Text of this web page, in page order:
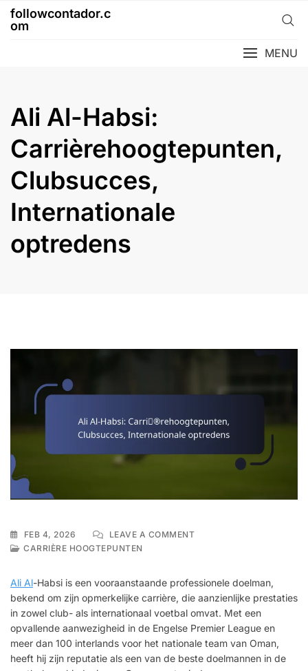
Skipfollowcontador.c
om
MENU
Ali Al-Habsi:
Carrièrehoogtepunten,
Clubsucces,
Internationale
optredens
FEB 4, 2026 LEAVE A COMMENTON
CLUBSUCCES,
INTERNATIONALE
OPTREDENS
CARRIÈRE HOOGTEPUNTEN
Ali Al-Habsi is een vooraanstaande professionele doelman,
bekend om zijn opmerkelijke carrière, die aanzienlijke prestaties
in zowel club- als internationaal voetbal omvat. Met een
opvallende aanwezigheid in de Engelse Premier League en
meer dan 100 interlands voor het nationale team van Oman,
heeft hij zijn reputatie als een van de beste doelmannen in de